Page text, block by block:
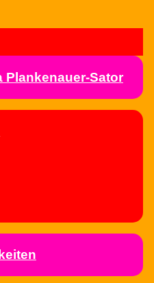
Plankenauer-Sator